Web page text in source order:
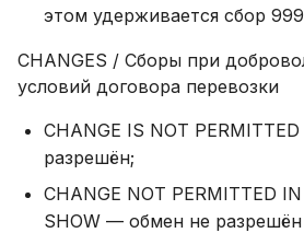
этом удерживается сбор
CHANGES / Сборы при
условий договора перевозки
CHANGE IS NOT
разрешён;
CHANGE NOT PERMITTED
SHOW — обмен не разрешён